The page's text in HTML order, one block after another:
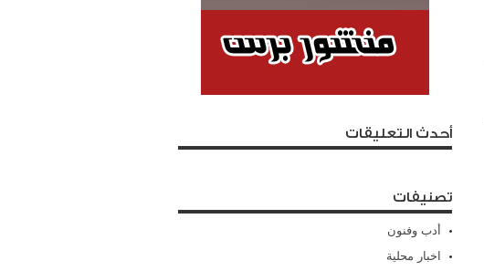
أحدث التعليقات
تصنيفات
أدب وفنون
اخبار محلية